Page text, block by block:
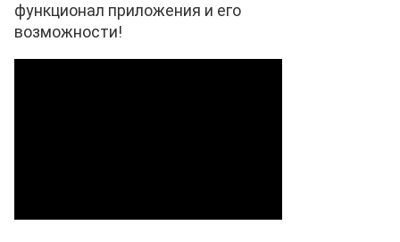
функционал приложения и его
возможности!